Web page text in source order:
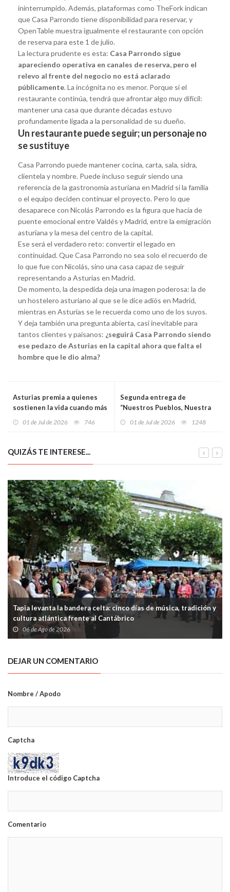
ininterrumpido. Además, plataformas como TheFork indican
que Casa Parrondo tiene disponibilidad para reservar, y
OpenTable muestra igualmente el restaurante con opción
de reserva para este 1 de julio.
La lectura prudente es esta: Casa Parrondo sigue
apareciendo operativa en canales de reserva, pero el
relevo al frente del negocio no está aclarado
públicamente. La incógnita no es menor. Porque si el
restaurante continúa, tendrá que afrontar algo muy difícil:
mantener una casa que durante décadas estuvo
profundamente ligada a la personalidad de su dueño.
Un restaurante puede seguir; un personaje no
se sustituye
Casa Parrondo puede mantener cocina, carta, sala, sidra,
clientela y nombre. Puede incluso seguir siendo una
referencia de la gastronomía asturiana en Madrid si la familia
o el equipo deciden continuar el proyecto. Pero lo que
desaparece con Nicolás Parrondo es la figura que hacía de
puente emocional entre Valdés y Madrid, entre la emigración
asturiana y la mesa del centro de la capital.
Ese será el verdadero reto: convertir el legado en
continuidad. Que Casa Parrondo no sea solo el recuerdo de
lo que fue con Nicolás, sino una casa capaz de seguir
representando a Asturias en Madrid.
De momento, la despedida deja una imagen poderosa: la de
un hostelero asturiano al que se le dice adiós en Madrid,
mientras en Asturias se le recuerda como uno de los suyos.
Y deja también una pregunta abierta, casi inevitable para
tantos clientes y paisanos: ¿seguirá Casa Parrondo siendo
ese pedazo de Asturias en la capital ahora que falta el
hombre que le dio alma?
Asturias premia a quienes
sostienen la vida cuando más
01 de Jul de 2026 746
Segunda entrega de
“Nuestros Pueblos, Nuestra
01 de Jul de 2026 1248
QUIZÁS TE INTERESE...
Tapia levanta la bandera celta: cinco días de música, tradición y
cultura atlántica frente al Cantábrico
06 de Ago de 2026
DEJAR UN COMENTARIO
Nombre / Apodo
Captcha
Introduce el código Captcha
Comentario